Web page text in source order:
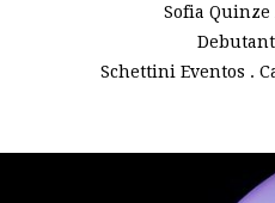
Sofia Quinze
Schettini Eventos .